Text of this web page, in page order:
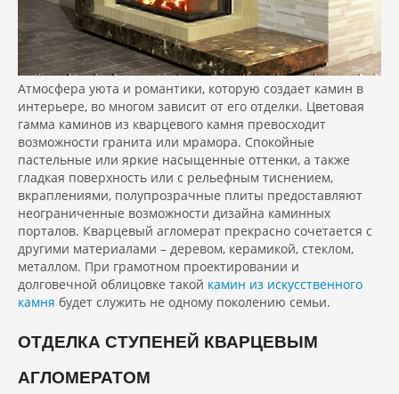
Атмосфера уюта и романтики, которую создает камин в
интерьере, во многом зависит от его отделки. Цветовая
гамма каминов из кварцевого камня превосходит
возможности гранита или мрамора. Спокойные
пастельные или яркие насыщенные оттенки, а также
гладкая поверхность или с рельефным тиснением,
вкраплениями, полупрозрачные плиты предоставляют
неограниченные возможности дизайна каминных
порталов. Кварцевый агломерат прекрасно сочетается с
другими материалами – деревом, керамикой, стеклом,
металлом. При грамотном проектировании и
долговечной облицовке такой камин из искусственного
камня будет служить не одному поколению семьи.
ОТДЕЛКА СТУПЕНЕЙ КВАРЦЕВЫМ
АГЛОМЕРАТОМ